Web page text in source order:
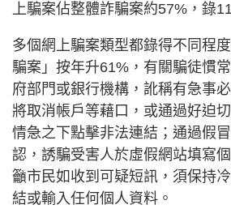
上騙案佔整體詐騙案約57%，錄
多個網上騙案類型都錄得不同程
騙案」按年升61%，有關騙徒慣
府部門或銀行機構，訛稱有急事
將取消帳戶等藉口，或通過好迫
情急之下點擊非法連結；通過假
認，誘騙受害人於虛假網站填寫
籲市民如收到可疑短訊，須保持
結或輸入任何個人資料。